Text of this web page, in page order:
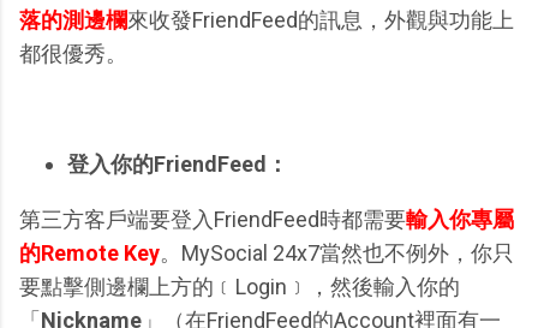
落的測邊欄來收發FriendFeed的訊息，外觀與功能上
都很優秀。
登入你的FriendFeed：
第三方客戶端要登入FriendFeed時都需要輸入你專屬
的Remote Key。MySocial 24x7當然也不例外，你只
要點擊側邊欄上方的﹝Login﹞，然後輸入你的
「Nickname 」（在FriendFeed的Account裡面有一